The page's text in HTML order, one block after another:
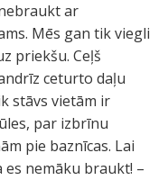
ar
Mēs gan tik viegli
priekšu. Ceļš
ceturto daļu
stāvs vietām ir
par izbrīnu
pie baznīcas. Lai
nemāku braukt! –